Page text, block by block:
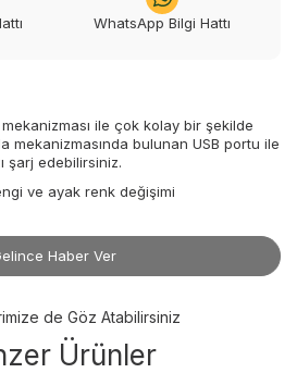
WhatsApp Bilgi Hattı
ile çok kolay bir şekilde
mekanizmasında bulunan USB portu ile
şarj edebilirsiniz.
ve ayak renk değişimi
Haber Ver
de Göz Atabilirsiniz
Ürünler